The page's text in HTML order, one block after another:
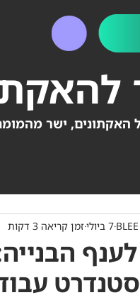
האקתונים, ישר
7 ביולי זמן קריאה 3 דקות